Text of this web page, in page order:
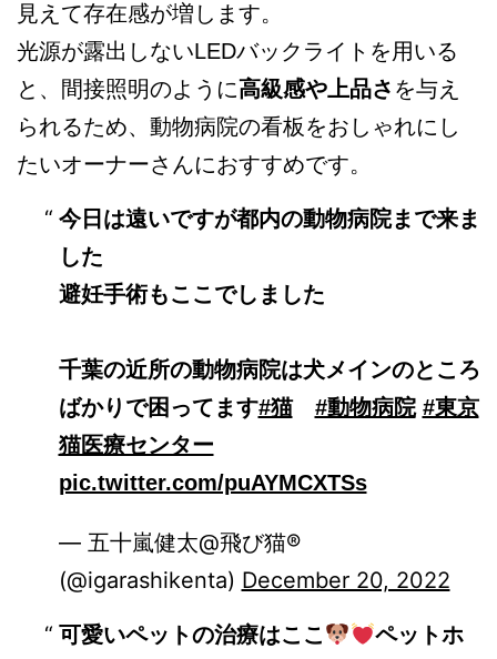
見えて存在感が増します。
光源が露出しないLEDバックライトを用いる
と、間接照明のように高級感や上品さ を与え
られるため、動物病院の看板をおしゃれにし
たいオーナーさんにおすすめです。
今日は遠いですが都内の動物病院まで来ま
した
避妊手術もここでしました
千葉の近所の動物病院は犬メインのところ
ばかりで困ってます#猫 #動物病院 #東京
猫医療センター
pic.twitter.com/puAYMCXTSs
— 五十嵐健太@飛び猫®︎
(@igarashikenta) December 20, 2022
可愛いペットの治療はここ
ペットホ